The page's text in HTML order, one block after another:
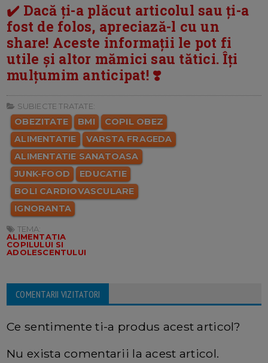
✔️ Dacă ți-a plăcut articolul sau ți-a
fost de folos, apreciază-l cu un
share! Aceste informații le pot fi
utile și altor mămici sau tătici. Îți
mulțumim anticipat! ❣️
SUBIECTE TRATATE:
OBEZITATE BMI
COPIL OBEZ
ALIMENTATIE
VARSTA FRAGEDA
ALIMENTATIE SANATOASA
JUNK-FOOD
EDUCATIE
BOLI CARDIOVASCULARE
IGNORANTA
TEMA:
ALIMENTATIA
COPILULUI SI
ADOLESCENTULUI
COMENTARII VIZITATORI
Ce sentimente ti-a produs acest articol?
Nu exista comentarii la acest articol.